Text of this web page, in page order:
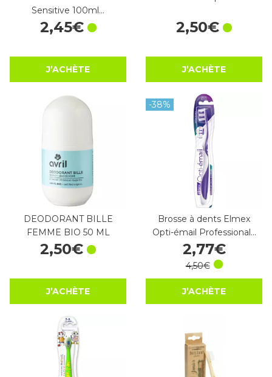
Sensitive 100ml…
2,45€
J’ACHÈTE
2,50€
J’ACHÈTE
DEODORANT BILLE
FEMME BIO 50 ML
2,50€
J’ACHÈTE
-38%
Brosse à dents Elmex
Opti-émail Professional…
2,77€
4,50€
J’ACHÈTE